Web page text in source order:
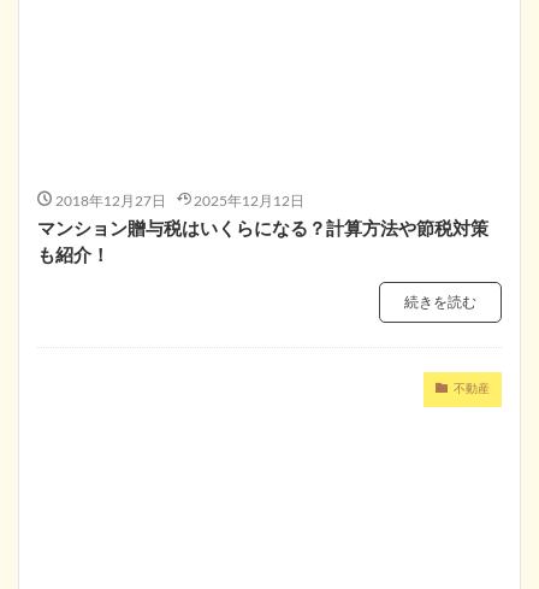
2018年12月27日 2025年12月12日
マンション贈与税はいくらになる？計算方法や節税対策
も紹介！
続きを読む
不動産